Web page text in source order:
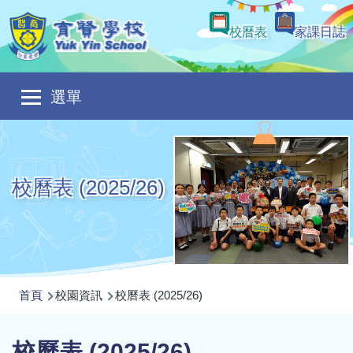
移至主內容
校曆表
家課日誌
選單
Main
navigation
校曆表 (2025/26)
導
連
首頁 校園資訊 校曆表 (2025/26)